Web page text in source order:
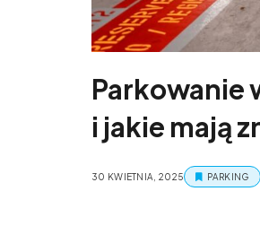
Parkowanie
i jakie mają
30 KWIETNIA, 2025 PARKING